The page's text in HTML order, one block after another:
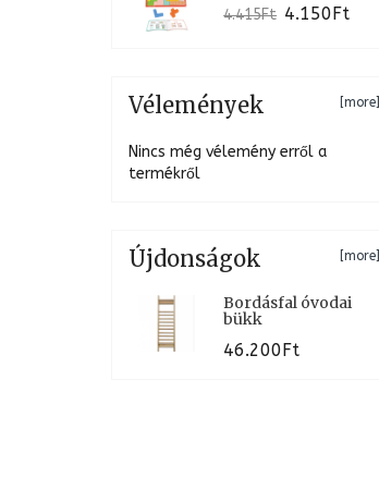
4.415Ft 4.150Ft
Vélemények [more]
Nincs még vélemény erről a
termékről
Újdonságok [more]
Bordásfal óvodai
bükk
46.200Ft